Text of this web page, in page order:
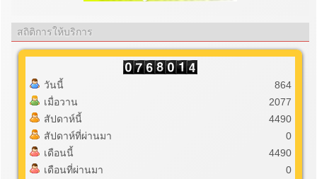
สถิติการให้บริการ
วันนี้
เมื่อวาน
สัปดาห์นี้
สัปดาห์ที่ผ่านมา
เดือนนี้
เดือนที่ผ่านมา
864
2077
4490
0
4490
0